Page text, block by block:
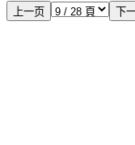
上一页 下